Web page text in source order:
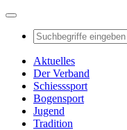
Aktuelles
Der Verband
Schiesssport
Bogensport
Jugend
Tradition